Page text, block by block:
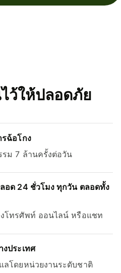
ว้ให้ปลอดภัย
ฉ้อโกง
รม 7 ล้านครั้งต่อวัน
อด 24 ชั่วโมง ทุกวัน ตลอดทั้ง
โทรศัพท์ ออนไลน์ หรือแชท
ประเทศ
ลโดยหน่วยงานระดับชาติ